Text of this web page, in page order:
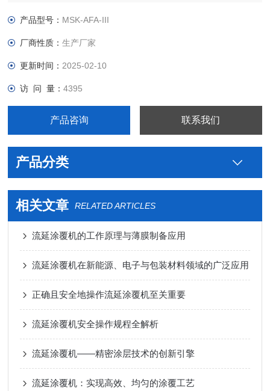
备特别适合于固态电解质和锂电池极片的制备。
产品型号： MSK-AFA-III
厂商性质：生产厂家
更新时间： 2025-02-10
访 问 量：4395
产品咨询 联系我们
产品分类
相关文章 RELATED ARTICLES
流延涂覆机的工作原理与薄膜制备应用
流延涂覆机在新能源、电子与包装材料领域的广泛应用
正确且安全地操作流延涂覆机至关重要
流延涂覆机安全操作规程全解析
流延涂覆机——精密涂层技术的创新引擎
流延涂覆机：实现高效、均匀的涂覆工艺